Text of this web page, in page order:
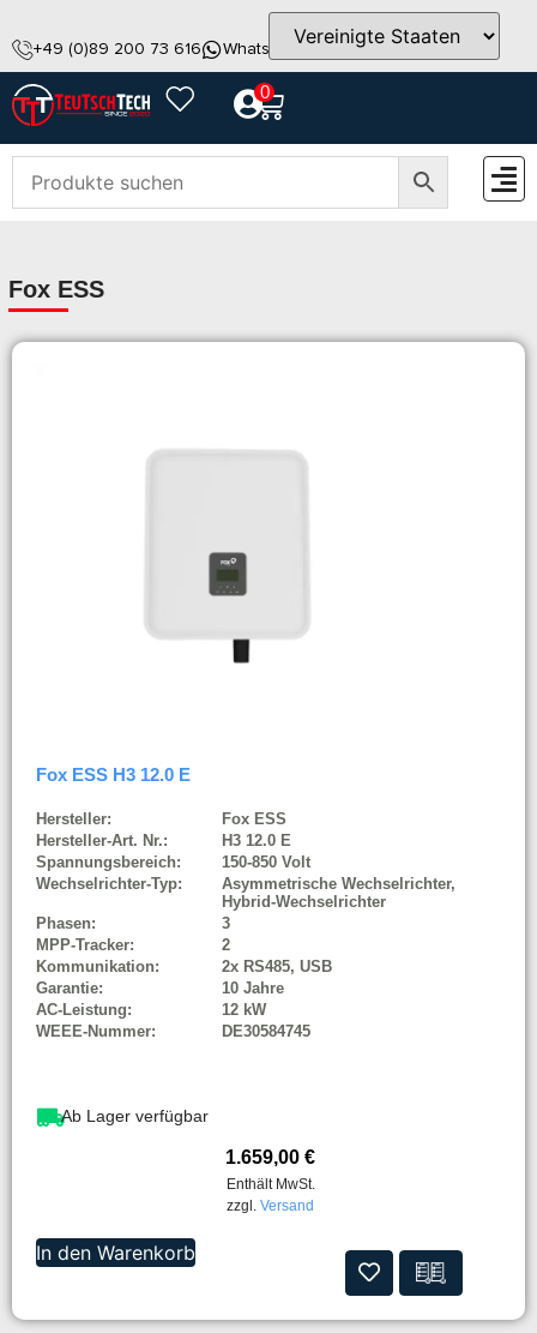
+49 (0)89 200 73 616 WhatsApp info@teutschtech.com
0
Fox ESS
Fox ESS H3 12.0 E
Hersteller:
Fox ESS
Hersteller-Art. Nr.:
H3 12.0 E
Spannungsbereich:
150-850 Volt
Wechselrichter-Typ:
Asymmetrische Wechselrichter,
Hybrid-Wechselrichter
Phasen:
3
MPP-Tracker:
2
Kommunikation:
2x RS485, USB
Garantie:
10 Jahre
AC-Leistung:
12 kW
WEEE-Nummer:
DE30584745
Ab Lager verfügbar
1.659,00 €
Enthält MwSt.
zzgl. Versand
In den Warenkorb